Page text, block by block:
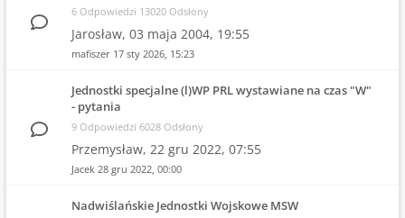
6 Odpowiedzi 13020 Odsłony
Jarosław, 03 maja 2004, 19:55
mafiszer 17 sty 2026, 15:23
Jednostki specjalne (l)WP PRL wystawiane na czas "W"
- pytania
9 Odpowiedzi 6028 Odsłony
Przemysław, 22 gru 2022, 07:55
Jacek 28 gru 2022, 00:00
Nadwiślańskie Jednostki Wojskowe MSW